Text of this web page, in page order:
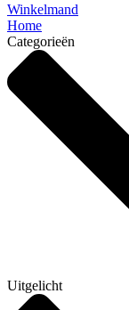
Winkelmand
Home
Categorieën
Uitgelicht